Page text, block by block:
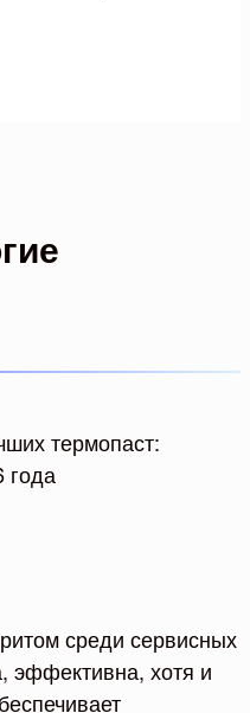
среди сервисных
эффективна, хотя и